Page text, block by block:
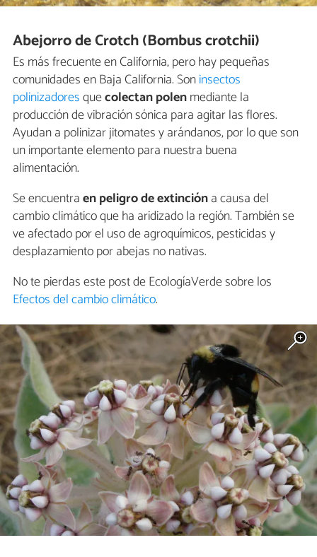
Abejorro de Crotch (Bombus crotchii)
Es más frecuente en California, pero hay pequeñas
comunidades en Baja California. Soninsectos
polinizadoresquecolectan polenmediante la
producción de vibración sónica para agitar las flores.
Ayudan a polinizar jitomates y arándanos, por lo que son
un importante elemento para nuestra buena
alimentación.
Se encuentraen peligro de extincióna causa del
cambio climático que ha aridizado la región. También se
ve afectado por el uso de agroquímicos, pesticidas y
desplazamiento por abejas no nativas.
No te pierdas este post de EcologíaVerde sobre los
Efectos del cambio climático.